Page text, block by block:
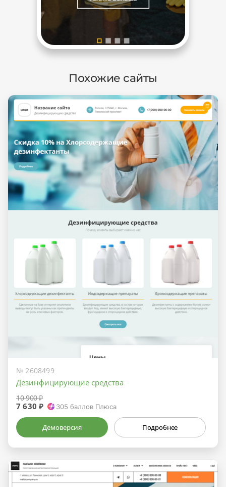
Похожие сайты
№ 2608499
Дезинфицирующие средства
10 900 ₽
7 630 ₽ 305 баллов Плюса
Демоверсия Подробнее